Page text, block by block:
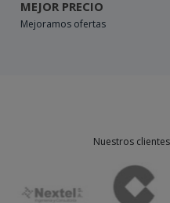
MEJOR PRECIO
Mejoramos ofertas
Nuestros